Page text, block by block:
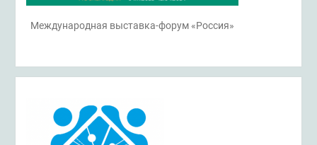
Международная выставка-форум «Россия»